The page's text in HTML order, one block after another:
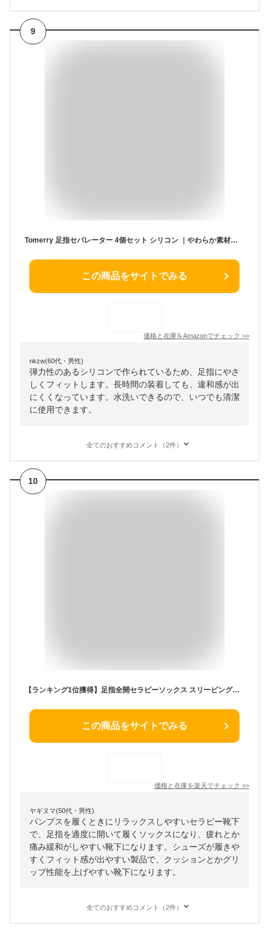
9
Tomerry 足指セパレーター 4個セット シリコン ｜やわらか素材で快適フィット｜足指を自然に分離・保持 (22~25cm)
この商品をサイトでみる
価格と在庫をAmazonでチェック >>
nkzw(60代・男性)
弾力性のあるシリコンで作られているため、足指にやさ
しくフィットします。長時間の装着しても、違和感が出
にくくなっています。水洗いできるので、いつでも清潔
に使用できます。
全てのおすすめコメント（2件）
10
【ランキング1位獲得】足指全開セラピーソックス スリーピングソックス ルームソックス 足指つまさきをリフレッシュ！！ 足指開くソックス 足指広げるグッズ 足指広げる靴下 5本指ソックス 3足セット 足指セパレーター 足指ソックス 睡眠ソックス
この商品をサイトでみる
価格と在庫を楽天でチェック >>
ヤギヌマ(50代・男性)
パンプスを履くときにリラックスしやすいセラピー靴下
で、足指を適度に開いて履くソックスになり、疲れとか
痛み緩和がしやすい靴下になります。シューズが履きや
すくフィット感が出やすい製品で、クッションとかグリ
ップ性能を上げやすい靴下になります。
全てのおすすめコメント（2件）